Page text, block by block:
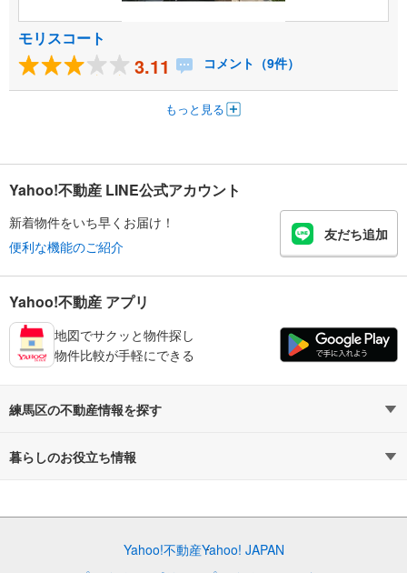
モリスコート
3.11 コメント（9件）
もっと見る
Yahoo!不動産 LINE公式アカウント
新着物件をいち早くお届け！
便利な機能のご紹介
友だち追加
Yahoo!不動産 アプリ
地図でサクッと物件探し
物件比較が手軽にできる
練馬区の不動産情報を探す
不動産・住宅
中古一戸建て
暮らしのお役立ち情報
Yahoo!不動産Yahoo! JAPAN